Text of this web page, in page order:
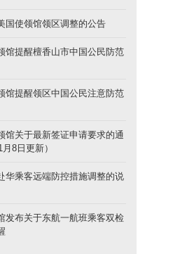
国使领馆领区调整的公告
馆提醒檀香山市中国公民防范
馆提醒领区中国公民注意防范
馆关于最新签证申请要求的通
8日更新）
华乘客远端防控措施调整的说
发布关于东航一航班乘客双检